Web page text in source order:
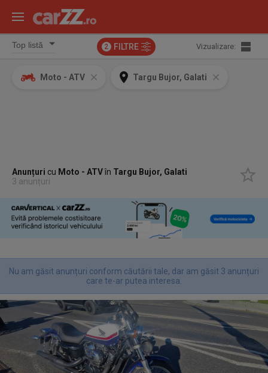
2 FILTRE Vizualizare:
Moto - ATV Targu Bujor, Galati
Anunțuri cu Moto - ATVîn Targu Bujor, Galati
3 anunțuri
Nu am găsit anunțuri conform căutării tale, dar am găsit 3 anunțuri
care te-ar putea interesa.